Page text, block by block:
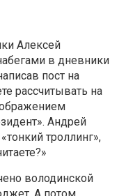
Алексей
в дневники
пост на
рассчитывать на
Андрей
троллинг»,
володинской
А потом